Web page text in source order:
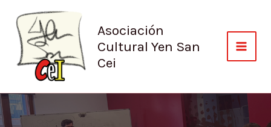
contenido
Asociación
Cultural Yen San
Cei